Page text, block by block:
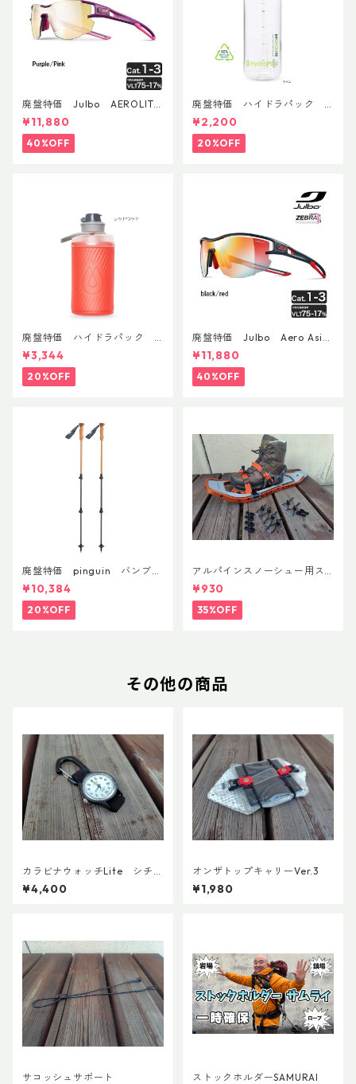
廃盤特価 Julbo AEROLITE
AsianFit
¥11,880
40%OFF
廃盤特価 ハイドラパック
リーコン ツイスト＆シップ 50
0ml
¥2,200
20%OFF
廃盤特価 ハイドラパック
フラックス 750ml
¥3,344
20%OFF
廃盤特価 Julbo Aero Asia
nFit
¥11,880
40%OFF
廃盤特価 pinguin バンブー
FLフォーム(ペア)
¥10,384
20%OFF
アルパインスノーシュー用ス
トラップキャッチ(ペア)
¥930
35%OFF
その他の商品
カラビナウォッチLite シチズ
ンQ＆Q アナログソーラー
¥4,400
オンザトップキャリーVer.3
¥1,980
サコッシュサポート ストックホルダーSAMURAI